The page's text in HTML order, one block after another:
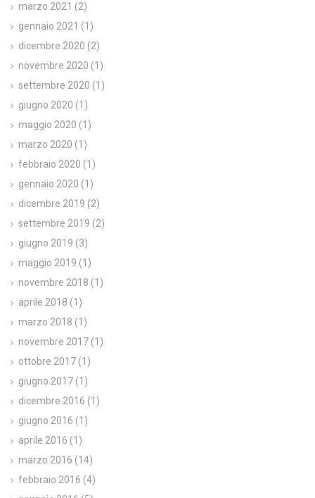
marzo 2021 (2)
gennaio 2021 (1)
dicembre 2020 (2)
novembre 2020 (1)
settembre 2020 (1)
giugno 2020 (1)
maggio 2020 (1)
marzo 2020 (1)
febbraio 2020 (1)
gennaio 2020 (1)
dicembre 2019 (2)
settembre 2019 (2)
giugno 2019 (3)
maggio 2019 (1)
novembre 2018 (1)
aprile 2018 (1)
marzo 2018 (1)
novembre 2017 (1)
ottobre 2017 (1)
giugno 2017 (1)
dicembre 2016 (1)
giugno 2016 (1)
aprile 2016 (1)
marzo 2016 (14)
febbraio 2016 (4)